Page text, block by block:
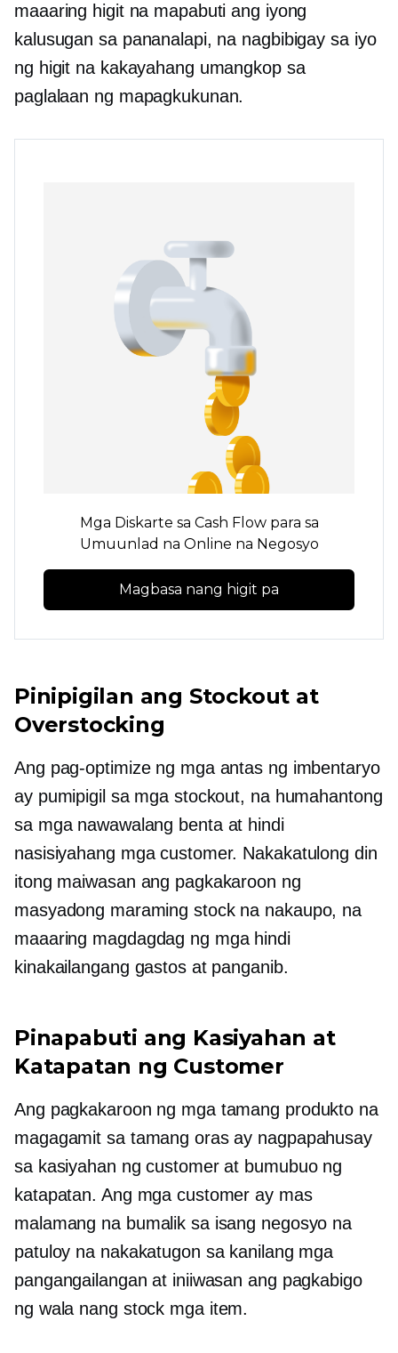
maaaring higit na mapabuti ang iyong
kalusugan sa pananalapi, na nagbibigay sa iyo
ng higit na kakayahang umangkop sa
paglalaan ng mapagkukunan.
Mga Diskarte sa Cash Flow para sa
Umuunlad na Online na Negosyo
Magbasa nang higit pa
Pinipigilan ang Stockout at
Overstocking
Ang pag-optimize ng mga antas ng imbentaryo
ay pumipigil sa mga stockout, na humahantong
sa mga nawawalang benta at hindi
nasisiyahang mga customer. Nakakatulong din
itong maiwasan ang pagkakaroon ng
masyadong maraming stock na nakaupo, na
maaaring magdagdag ng mga hindi
kinakailangang gastos at panganib.
Pinapabuti ang Kasiyahan at
Katapatan ng Customer
Ang pagkakaroon ng mga tamang produkto na
magagamit sa tamang oras ay nagpapahusay
sa kasiyahan ng customer at bumubuo ng
katapatan. Ang mga customer ay mas
malamang na bumalik sa isang negosyo na
patuloy na nakakatugon sa kanilang mga
pangangailangan at iniiwasan ang pagkabigo
ng wala nang stock mga item.